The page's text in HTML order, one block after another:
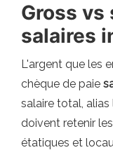
Gross vs
salaires
L'argent que les
chèque de paie
salaire total,
doivent retenir
étatiques et